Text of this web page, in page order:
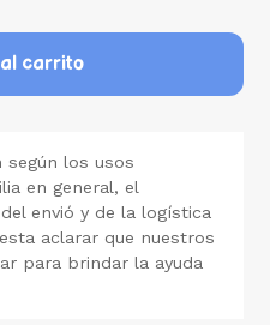
carrito
según los usos
en general, el
envió y de la logística
aclarar que nuestros
para brindar la ayuda